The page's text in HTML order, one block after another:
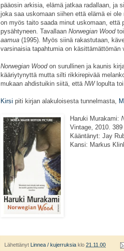
pääosin arkisia, elämä jatkaa radallaan, ja
joka saa uskomaan siihen että elämä ei
on myös taito saada minut uskomaan, että
pysähtyneen. Tavallaan Norwegian Wood
aamua (1995). Myös siinä rakastutaan,
varsinaisia tapahtumia on käsittämättömän
Norwegian Wood on surullinen ja kaunis
kääriytynyttä mutta silti rikkirepivää
mukaan ahdistuikin siitä, että NW lopulta
Kirsi piti kirjan alakuloisesta tunnelmasta,
Haruki Murakami:
Vintage, 2010. 389
Kääntänyt: Jay
Kansi: Markus
Lähettänyt Linnea / kujerruksia klo 21.11.00